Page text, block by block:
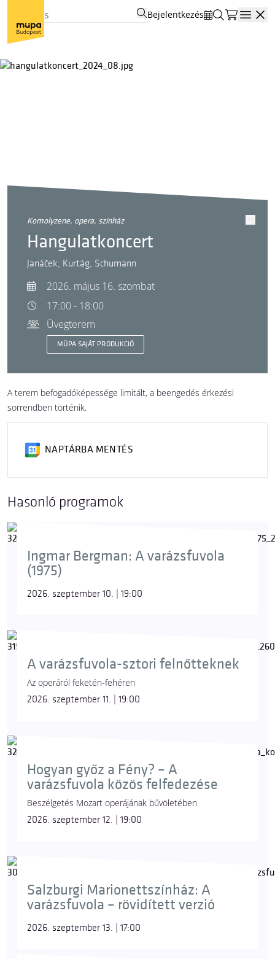
Bejelentkezés
komolyzene, opera, színház
Hangulatkoncert
Janáček, Kurtág, Schumann
2026. május 16. szombat
17:00 - 18:00
Üvegterem
MÜPA SAJÁT PRODUKCIÓ
A terem befogadóképessége limitált, a beengedés érkezési
sorrendben történik.
NAPTÁRBA MENTÉS
Hasonló programok
Ingmar Bergman: A varázsfuvola
(1975)
2026. szeptember 10. | 19:00
A varázsfuvola-sztori felnőtteknek
Az operáról feketén-fehéren
2026. szeptember 11. | 19:00
Hogyan győz a Fény? – A
varázsfuvola közös felfedezése
Beszélgetés Mozart operájának bűvöletében
2026. szeptember 12. | 19:00
Salzburgi Marionettszínház: A
varázsfuvola – rövidített verzió
2026. szeptember 13. | 17:00